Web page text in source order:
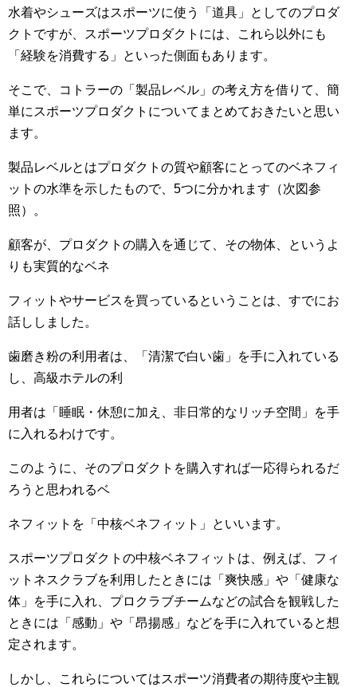
水着やシューズはスポーツに使う「道具」としてのプロダ
クトですが、スポーツプロダクトには、これら以外にも
「経験を消費する」といった側面もあります。
そこで、コトラーの「製品レベル」の考え方を借りて、簡
単にスポーツプロダクトについてまとめておきたいと思い
ます。
製品レベルとはプロダクトの質や顧客にとってのベネフィ
ットの水準を示したもので、5つに分かれます（次図参
照）。
顧客が、プロダクトの購入を通じて、その物体、というよ
りも実質的なベネ
フィットやサービスを買っているということは、すでにお
話ししました。
歯磨き粉の利用者は、「清潔で白い歯」を手に入れている
し、高級ホテルの利
用者は「睡眠・休憩に加え、非日常的なリッチ空間」を手
に入れるわけです。
このように、そのプロダクトを購入すれば一応得られるだ
ろうと思われるベ
ネフィットを「中核ベネフィット」といいます。
スポーツプロダクトの中核ベネフィットは、例えば、フィ
ットネスクラブを利用したときには「爽快感」や「健康な
体」を手に入れ、プロクラブチームなどの試合を観戦した
ときには「感動」や「昂揚感」などを手に入れていると想
定されます。
しかし、これらについてはスポーツ消費者の期待度や主観